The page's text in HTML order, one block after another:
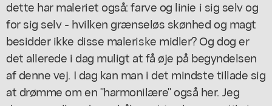
dette har maleriet også: farve og linie i sig selv og
for sig selv - hvilken grænseløs skønhed og magt
besidder ikke disse maleriske midler? Og dog er
det allerede i dag muligt at få øje på begyndelsen
af denne vej. I dag kan man i det mindste tillade sig
at drømme om en "harmonilære" også her. Jeg